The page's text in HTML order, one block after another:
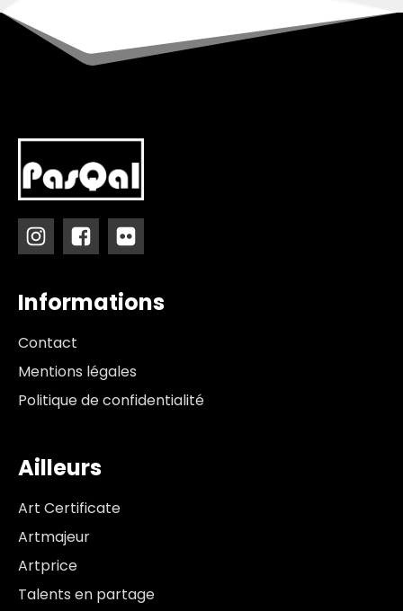
Informations
Contact
Mentions légales
Politique de confidentialité
Ailleurs
Art Certificate
Artmajeur
Artprice
Talents en partage